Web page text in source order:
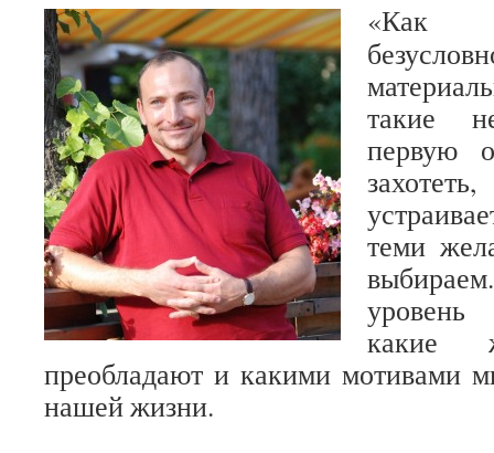
«Как
такие
первую
теми
уровень
какие
преобладают и какими мотивами
нашей жизни.